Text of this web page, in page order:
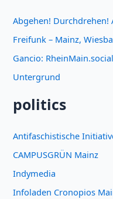
Abgehen! Durchdrehen!
Freifunk – Mainz,
Gancio: RheinMain.social
Untergrund
politics
Antifaschistische
CAMPUSGRÜN Mainz
Indymedia
Infoladen Cronopios